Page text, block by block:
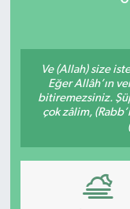
Ve (Allah) size
Eğer Allâh’ın
bitiremezsiniz.
çok zâlim,